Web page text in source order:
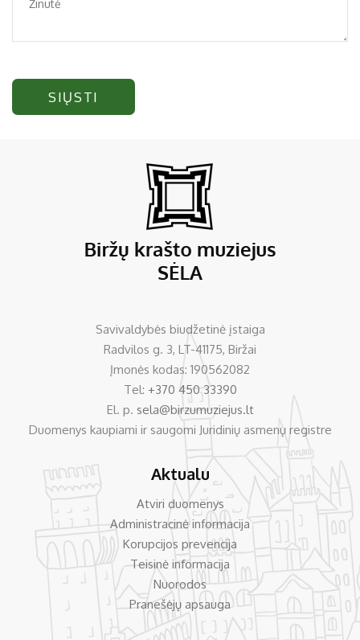
SIŲSTI
Savivaldybės biudžetinė įstaiga
Radvilos g. 3, LT-41175, Biržai
Įmonės kodas: 190562082
Tel: +370 450 33390
El. p. sela@birzumuziejus.lt
Duomenys kaupiami ir saugomi Juridinių asmenų registre
Aktualu
Atviri duomenys
Administracinė informacija
Korupcijos prevencija
Teisinė informacija
Nuorodos
Pranešėjų apsauga